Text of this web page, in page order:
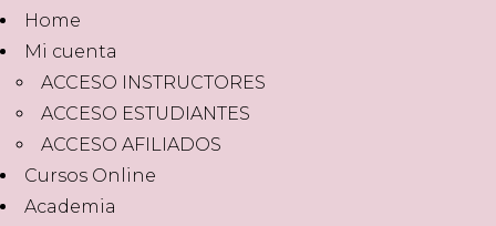
Home
Mi cuenta
ACCESO INSTRUCTORES
ACCESO ESTUDIANTES
ACCESO AFILIADOS
Cursos Online
Academia